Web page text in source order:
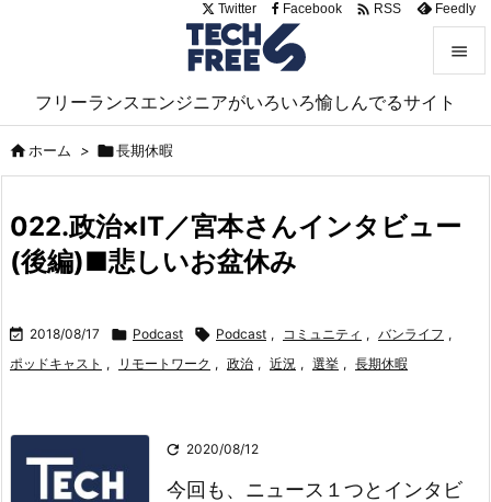
フリーランスエンジニアがいろいろ愉しんでるサイト


サイド
前へ
検索
Twitter Facebook  RSS Feedly
ホーム > 長期休暇
022.政治×IT／宮本さんインタビュー
(後編)■悲しいお盆休み
 2018/08/17  Podcast  Podcast , コミュニティ , バンライフ ,
ポッドキャスト , リモートワーク , 政治 , 近況 , 選挙 , 長期休暇
 2020/08/12
今回も、ニュース１つとインタビ